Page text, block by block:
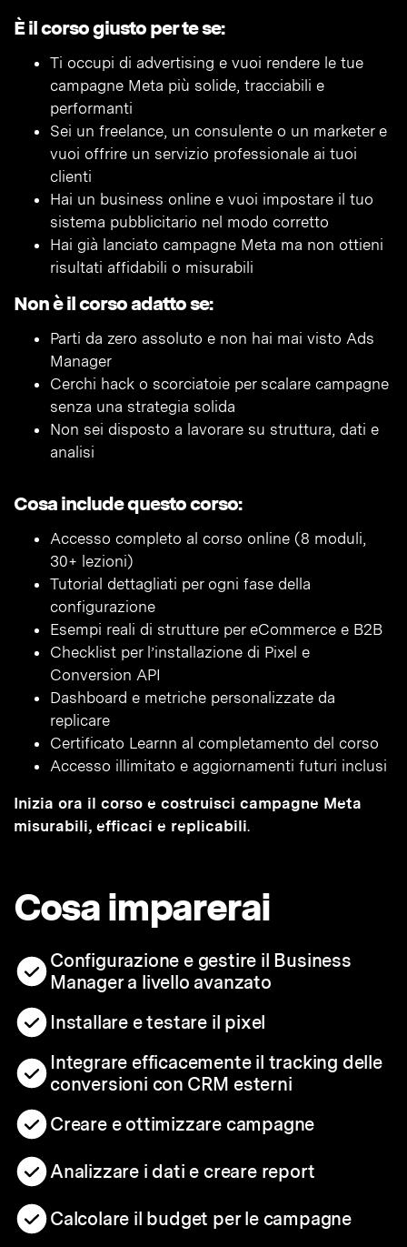
È il corso giusto per te se:
Ti occupi di advertising e vuoi rendere le tue
campagne Meta più solide, tracciabili e
performanti
Sei un freelance, un consulente o un marketer e
vuoi offrire un servizio professionale ai tuoi
clienti
Hai un business online e vuoi impostare il tuo
sistema pubblicitario nel modo corretto
Hai già lanciato campagne Meta ma non ottieni
risultati affidabili o misurabili
Non è il corso adatto se:
Parti da zero assoluto e non hai mai visto Ads
Manager
Cerchi hack o scorciatoie per scalare campagne
senza una strategia solida
Non sei disposto a lavorare su struttura, dati e
analisi
Cosa include questo corso:
Accesso completo al corso online (8 moduli,
30+ lezioni)
Tutorial dettagliati per ogni fase della
configurazione
Esempi reali di strutture per eCommerce e B2B
Checklist per l’installazione di Pixel e
Conversion API
Dashboard e metriche personalizzate da
replicare
Certificato Learnn al completamento del corso
Accesso illimitato e aggiornamenti futuri inclusi
Inizia ora il corso e costruisci campagne Meta
misurabili, efficaci e replicabili.
Cosa imparerai
Configurazione e gestire il Business
Manager a livello avanzato
Installare e testare il pixel
Integrare efficacemente il tracking delle
conversioni con CRM esterni
Creare e ottimizzare campagne
Analizzare i dati e creare report
Calcolare il budget per le campagne